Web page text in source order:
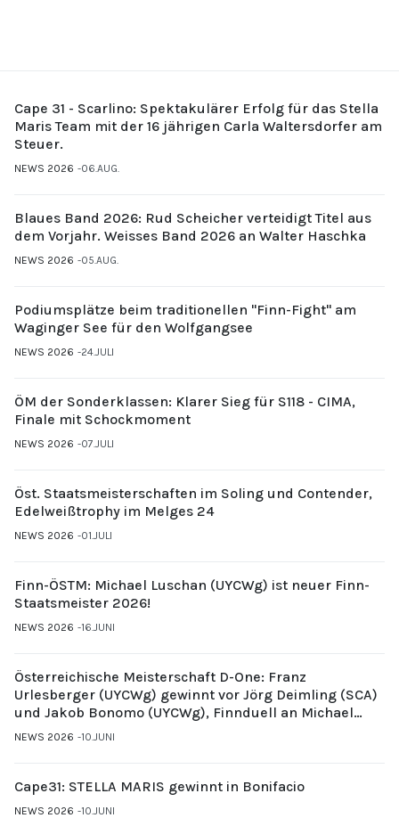
Cape 31 - Scarlino: Spektakulärer Erfolg für das Stella
Maris Team mit der 16 jährigen Carla Waltersdorfer am
Steuer.
NEWS 2026 06.AUG.
Blaues Band 2026: Rud Scheicher verteidigt Titel aus
dem Vorjahr. Weisses Band 2026 an Walter Haschka
NEWS 2026 05.AUG.
Podiumsplätze beim traditionellen "Finn-Fight" am
Waginger See für den Wolfgangsee
NEWS 2026 24.JULI
ÖM der Sonderklassen: Klarer Sieg für S118 - CIMA,
Finale mit Schockmoment
NEWS 2026 07.JULI
Öst. Staatsmeisterschaften im Soling und Contender,
Edelweißtrophy im Melges 24
NEWS 2026 01.JULI
Finn-ÖSTM: Michael Luschan (UYCWg) ist neuer Finn-
Staatsmeister 2026!
NEWS 2026 16.JUNI
Österreichische Meisterschaft D-One: Franz
Urlesberger (UYCWg) gewinnt vor Jörg Deimling (SCA)
und Jakob Bonomo (UYCWg), Finnduell an Michael
Gubi (UYCMo)
NEWS 2026 10.JUNI
Cape31: STELLA MARIS gewinnt in Bonifacio
NEWS 2026 10.JUNI